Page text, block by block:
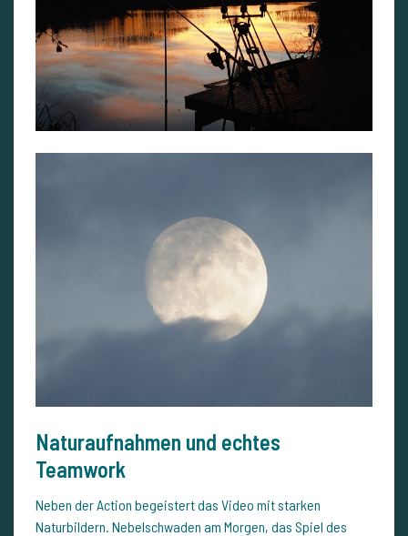
Naturaufnahmen und echtes
Teamwork
Neben der Action begeistert das Video mit starken
Naturbildern. Nebelschwaden am Morgen, das Spiel des